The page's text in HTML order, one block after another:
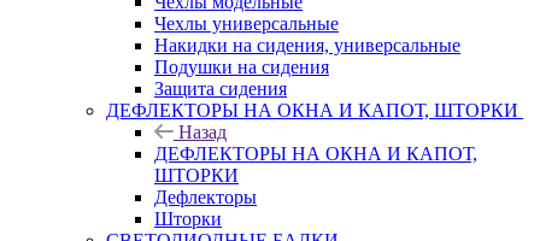
Чехлы универсальные
Накидки на сидения, универсальные
Подушки на сидения
Защита сидения
ДЕФЛЕКТОРЫ НА ОКНА И КАПОТ, ШТОРКИ
Назад
ДЕФЛЕКТОРЫ НА ОКНА И КАПОТ,
ШТОРКИ
Дефлекторы
Шторки